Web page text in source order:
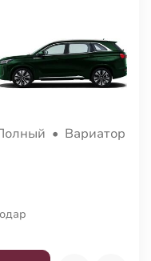
• Вариатор